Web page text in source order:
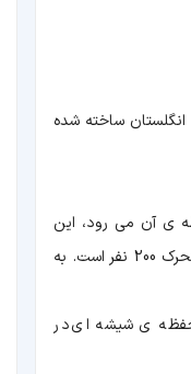
انگلستان ساخته شده
ی آن می رود، این
اتاقک شیشه ای است و می توان از داخل آن نمای 360 درجه ای از اطراف را مشاهده کرد، گنجایش این اتاقک متحرک 200 نفر است. به
این محفظه ی شیشه ای در